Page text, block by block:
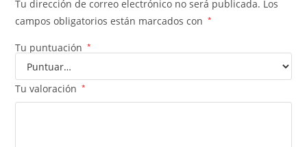
Tu dirección de correo electrónico no será publicada. Los
campos obligatorios están marcados con
*
Tu puntuación *
Tu valoración *